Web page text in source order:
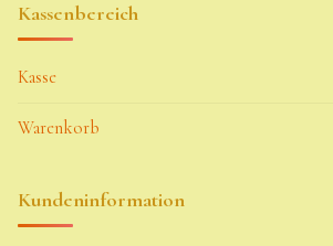
Kassenbereich
Kasse
Warenkorb
Kundeninformation